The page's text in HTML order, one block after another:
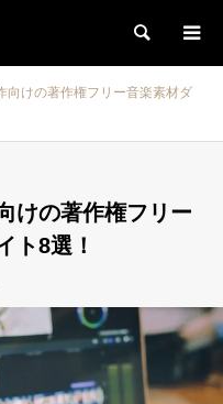
検索
向けの著作権フリー音楽素材ダ
けの著作権フリー
ト8選！